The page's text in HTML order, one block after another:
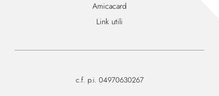
Amicacard
Link utili
c.f. p.i. 04970630267